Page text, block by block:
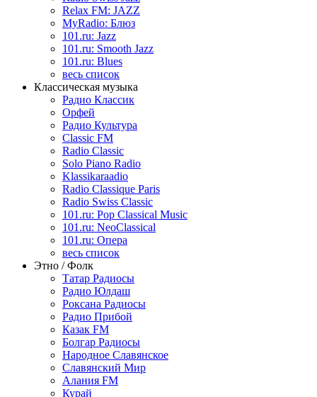
Relax FM: JAZZ
MyRadio: Блюз
101.ru: Jazz
101.ru: Smooth Jazz
101.ru: Blues
весь список
Классическая музыка
Радио Классик
Орфей
Радио Культура
Classic FM
Radio Classic
Solo Piano Radio
Klassikaraadio
Radio Classique Paris
Radio Swiss Classic
101.ru: Pop Classical Music
101.ru: NeoClassical
101.ru: Опера
весь список
Этно / Фолк
Татар Радиосы
Радио Юлдаш
Роксана Радиосы
Радио Прибой
Казак FM
Болгар Радиосы
Народное Славянское
Славянский Мир
Алания FM
Курай